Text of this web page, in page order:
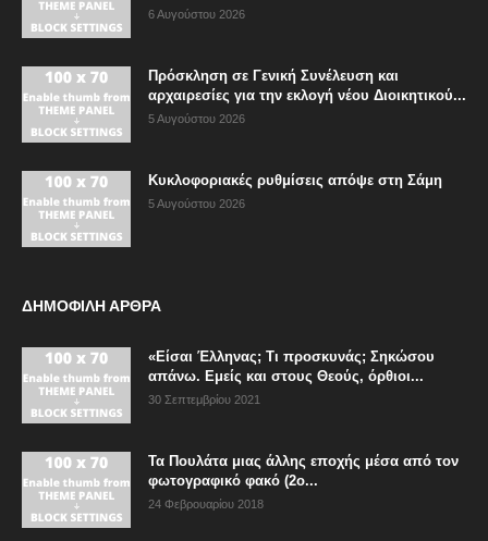
6 Αυγούστου 2026
Πρόσκληση σε Γενική Συνέλευση και
αρχαιρεσίες για την εκλογή νέου Διοικητικού...
5 Αυγούστου 2026
Κυκλοφοριακές ρυθμίσεις απόψε στη Σάμη
5 Αυγούστου 2026
ΔΗΜΟΦΙΛΗ ΑΡΘΡΑ
«Είσαι Έλληνας; Τι προσκυνάς; Σηκώσου
απάνω. Εμείς και στους Θεούς, όρθιοι...
30 Σεπτεμβρίου 2021
Τα Πουλάτα μιας άλλης εποχής μέσα από τον
φωτογραφικό φακό (2ο...
24 Φεβρουαρίου 2018